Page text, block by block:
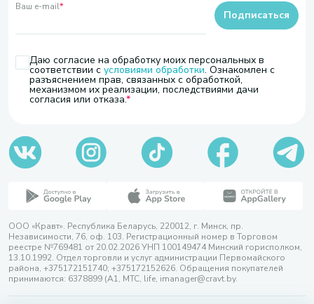
Ваш e-mail*
Даю согласие на обработку моих персональных в
соответствии с условиями обработки. Ознакомлен с
разъяснением прав, связанных с обработкой,
механизмом их реализации, последствиями дачи
согласия или отказа.
Подписаться
ООО «Кравт». Республика Беларусь, 220012, г. Минск, пр.
Независимости, 76, оф. 103. Регистрационный номер в Торговом
реестре №769481 от 20.02.2026 УНП 100149474 Минский горисполком,
13.10.1992. Отдел торговли и услуг администрации Первомайского
района, +375172151740; +375172152626. Обращения покупателей
принимаются: 6378899 (А1, МТС, life, imanager@cravt.by.